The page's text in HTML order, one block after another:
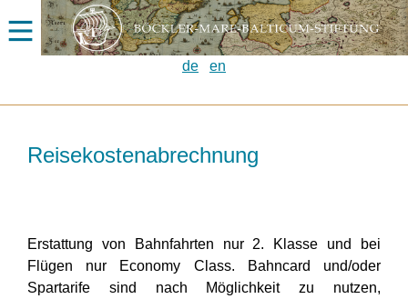
de en
Reisekostenabrechnung
Erstattung von Bahnfahrten nur 2. Klasse und bei
Flügen nur Economy Class. Bahncard und/oder
Spartarife sind nach Möglichkeit zu nutzen,